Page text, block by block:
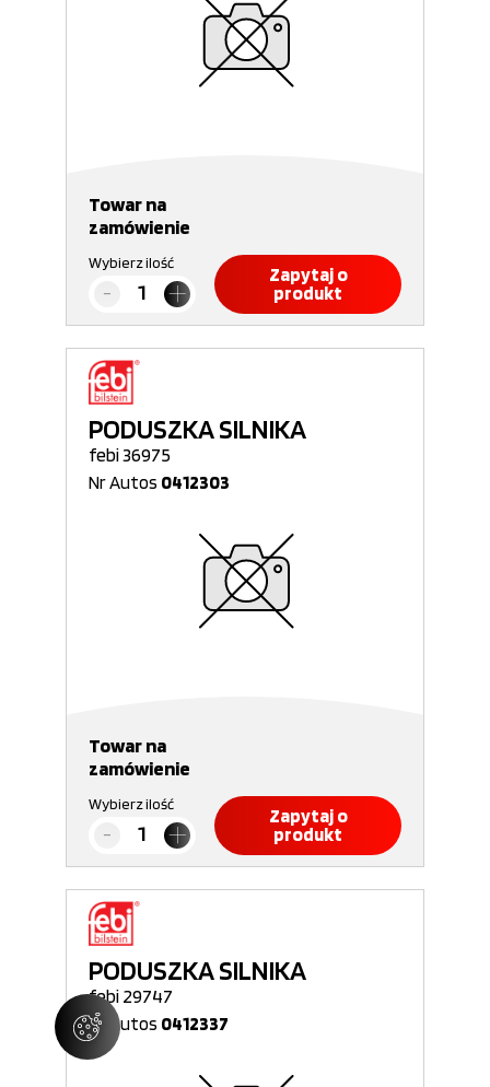
Towar na
zamówienie
Wybierz ilość
Zapytaj o
produkt
PODUSZKA SILNIKA
febi 36975
Nr Autos 0412303
Towar na
zamówienie
Wybierz ilość
Zapytaj o
produkt
PODUSZKA SILNIKA
febi 29747
Nr Autos 0412337